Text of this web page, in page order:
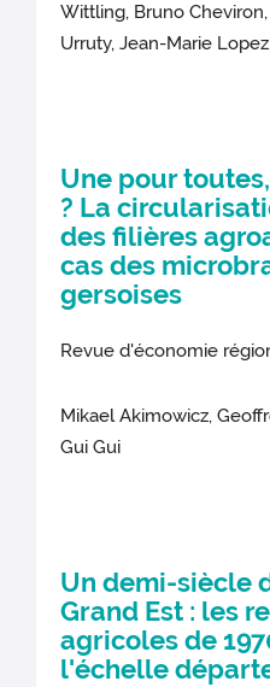
Wittling, Bruno
Urruty, Jean-Marie
Une pour
? La
des filières
cas des
gersoises
Revue d'économie
Mikael Akimowicz,
Gui Gui
Un demi-siècle
Grand Est : les
agricoles de
l'échelle